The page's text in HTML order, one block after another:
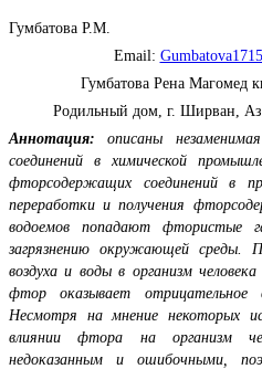
Гумбатова Р.М.
Email:
Гумбатова Рена Магомед
Родильный дом, г. Ширван,
Аннотация:описаны
соединений в химической
фторсодержащих соединений в
переработки и получения
водоемов попадают
загрязнению окружающей среды.
воздуха и воды в организм
фтор оказывает отрицательное
Несмотря на мнение некоторых
влиянии фтора на организм
недоказанным и ошибочными,